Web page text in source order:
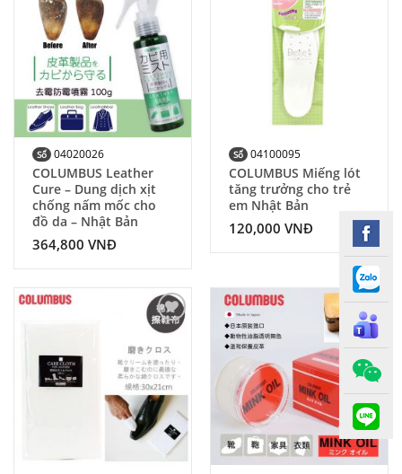
Add to
Wishlist
Số 04020026
COLUMBUS Leather
Cure – Dung dịch xịt
chống nấm mốc cho
đồ da – Nhật Bản
364,800 VNĐ
Số 04100095
COLUMBUS Miếng lót
tăng trưởng cho trẻ
em Nhật Bản
120,000 VNĐ
Add to
Wishlist
Add to
Wishlist